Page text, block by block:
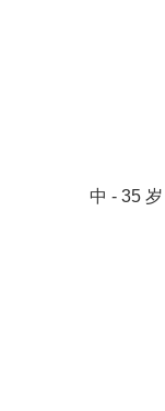
中 - 35 岁